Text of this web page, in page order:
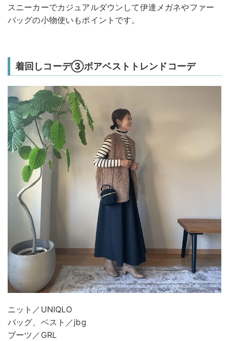
スニーカーでカジュアルダウンして伊達メガネやファー
バッグの小物使いもポイントです。
着回しコーデ③ボアベストトレンドコーデ
ニット／UNIQLO
バッグ、ベスト／jbg
ブーツ／GRL